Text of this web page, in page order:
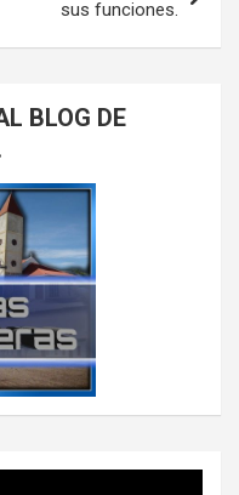
sus funciones.
BLOG DE